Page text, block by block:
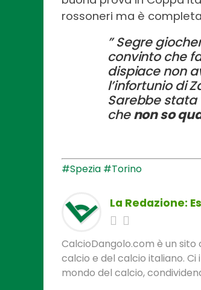
rossoneri ma è
” Segre
convinto che
dispiace non
l’infortunio di
Sarebbe stata
chenon so
#Spezia #Torino
La Redazione:
CalcioDangolo.com è un
calcio e del calcio italiano.
mondo del calcio,